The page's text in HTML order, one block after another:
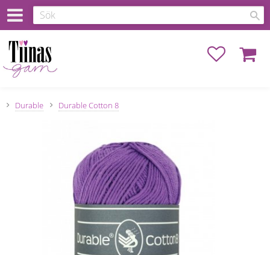
Favoriter
Durable Durable Cotton 8